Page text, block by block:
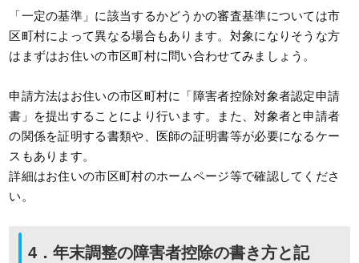
「一定の基準」に該当するかどうかの審査基準については市
区町村によって異なる場合もあります。対象になりそうな方
はまずはお住いの市区町村に問い合わせてみましょう。
申請方法はお住いの市区町村に「障害者控除対象者認定申請
書」を提出することにより行います。また、対象者と申請者
の関係を証明する書類や、医師の証明書等が必要になるケー
スもあります。
詳細はお住いの市区町村のホームページ等で確認してくださ
い。
4．年末調整の障害者控除の書き方と記